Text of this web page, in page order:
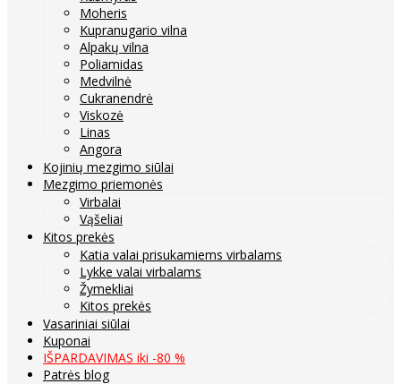
Moheris
Kupranugario vilna
Alpakų vilna
Poliamidas
Medvilnė
Cukranendrė
Viskozė
Linas
Angora
Kojinių mezgimo siūlai
Mezgimo priemonės
Virbalai
Vąšeliai
Kitos prekės
Katia valai prisukamiems virbalams
Lykke valai virbalams
Žymekliai
Kitos prekės
Vasariniai siūlai
Kuponai
IŠPARDAVIMAS iki -80 %
Patrės blog